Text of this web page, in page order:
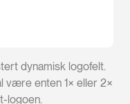
dynamisk logofelt.
være enten 1× eller 2×
logoen.